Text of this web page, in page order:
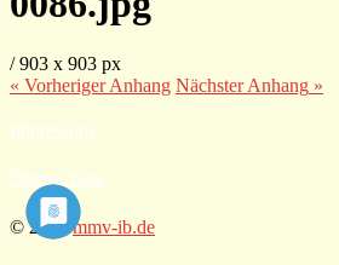
/903 x 903 px
« VorherigerAnhang NächsterAnhang »
Impressum
Datenschutz
© 2026mmv-ib.de